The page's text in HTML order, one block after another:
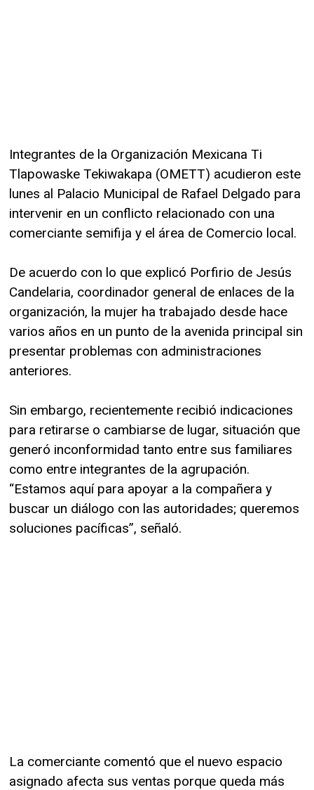
Integrantes de la Organización Mexicana Ti
Tlapowaske Tekiwakapa (OMETT) acudieron este
lunes al Palacio Municipal de Rafael Delgado para
intervenir en un conflicto relacionado con una
comerciante semifija y el área de Comercio local.
De acuerdo con lo que explicó Porfirio de Jesús
Candelaria, coordinador general de enlaces de la
organización, la mujer ha trabajado desde hace
varios años en un punto de la avenida principal sin
presentar problemas con administraciones
anteriores.
Sin embargo, recientemente recibió indicaciones
para retirarse o cambiarse de lugar, situación que
generó inconformidad tanto entre sus familiares
como entre integrantes de la agrupación.
“Estamos aquí para apoyar a la compañera y
buscar un diálogo con las autoridades; queremos
soluciones pacíficas”, señaló.
La comerciante comentó que el nuevo espacio
asignado afecta sus ventas porque queda más